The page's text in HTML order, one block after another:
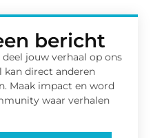
bericht
jouw verhaal op ons
kan direct anderen
Maak impact en word
waar verhalen